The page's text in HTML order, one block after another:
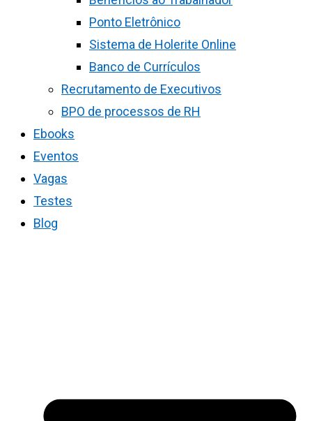
Ponto Eletrônico
Sistema de Holerite Online
Banco de Currículos
Recrutamento de Executivos
BPO de processos de RH
Ebooks
Eventos
Vagas
Testes
Blog